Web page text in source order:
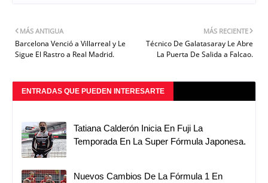
MÁS RECIENTE
Técnico De Galatasaray Le Abre
La Puerta De Salida a Falcao.
MÁS ANTIGUA
Barcelona Venció a Villarreal y Le
Sigue El Rastro a Real Madrid.
ENTRADAS QUE PUEDEN INTERESARTE
Tatiana Calderón Inicia En Fuji La
Temporada En La Super Fórmula Japonesa.
Nuevos Cambios De La Fórmula 1 En